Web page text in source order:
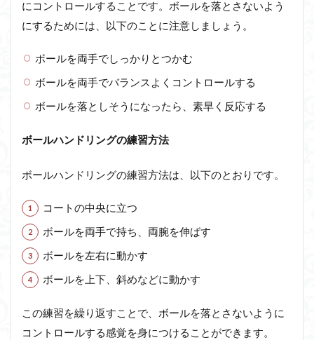
にコントロールすることです。ボールを落とさないよう
にするためには、以下のことに注意しましょう。
ボールを両手でしっかりとつかむ
ボールを両手でバランスよくコントロールする
ボールを落としそうになったら、素早く反応する
ボールハンドリングの練習方法
ボールハンドリングの練習方法は、以下のとおりです。
コートの中央に立つ
ボールを両手で持ち、両腕を伸ばす
ボールを左右に動かす
ボールを上下、斜めなどに動かす
この練習を繰り返すことで、ボールを落とさないように
コントロールする感覚を身につけることができます。